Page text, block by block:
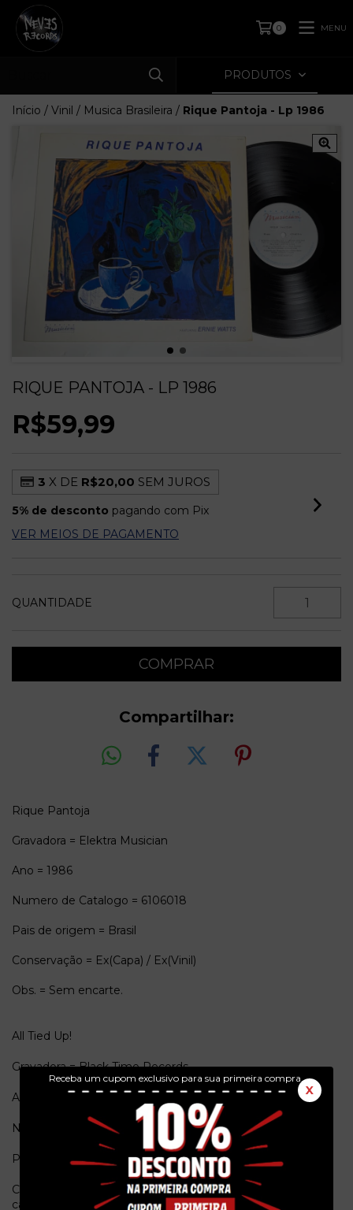
Receba um cupom exclusivo para sua primeira compra.
X
0 MENU
PRODUTOS
Início / Vinil / Musica Brasileira / Rique Pantoja - Lp 1986
RIQUE PANTOJA - LP 1986
R$59,99
3 X DE R$20,00 SEM JUROS
5% de desconto pagando com Pix
VER MEIOS DE PAGAMENTO
QUANTIDADE
Compartilhar:
Rique Pantoja
Gravadora = Elektra Musician
Ano = 1986
Numero de Catalogo = 6106018
Pais de origem = Brasil
Conservação = Ex(Capa) / Ex(Vinil)
Obs. = Sem encarte.
All Tied Up!
Gravadora = Black Time Records
Ano = 1991
Numero de Catalogo = 211211048488
Pais de origem = USA
Conservação = Ex(Capa com carimbos) / Ex(Vinil com
carimbos)